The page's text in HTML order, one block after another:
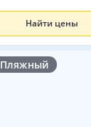
Найти цены
Пляжный